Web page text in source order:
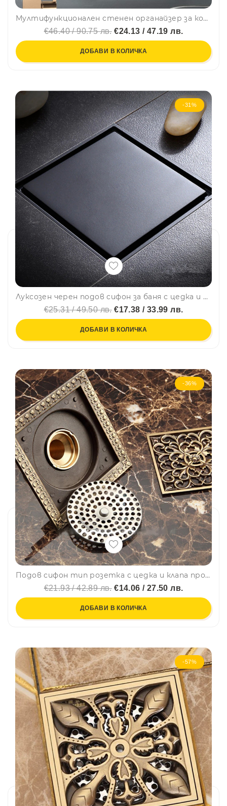
Мултифункционален стенен органайзер за козметика и тоалетни принадлежности, BF22
€46.40 / 90.75 лв.€24.13 / 47.19 лв.
ДОБАВИ В КОЛИЧКА
-31%
Луксозен черен подов сифон за баня с цедка и клапа против миризми
€25.31 / 49.50 лв.€17.38 / 33.99 лв.
ДОБАВИ В КОЛИЧКА
-36%
Подов сифон тип розетка с цедка и клапа против миризми, ретро
€21.93 / 42.89 лв.€14.06 / 27.50 лв.
ДОБАВИ В КОЛИЧКА
-57%